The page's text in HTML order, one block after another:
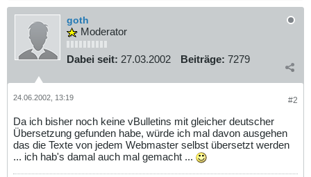
goth
Moderator
Dabei seit: 27.03.2002 Beiträge: 7279
#2
24.06.2002, 13:19
Da ich bisher noch keine vBulletins mit gleicher deutscher
Übersetzung gefunden habe, würde ich mal davon ausgehen
das die Texte von jedem Webmaster selbst übersetzt werden
... ich hab's damal auch mal gemacht ...